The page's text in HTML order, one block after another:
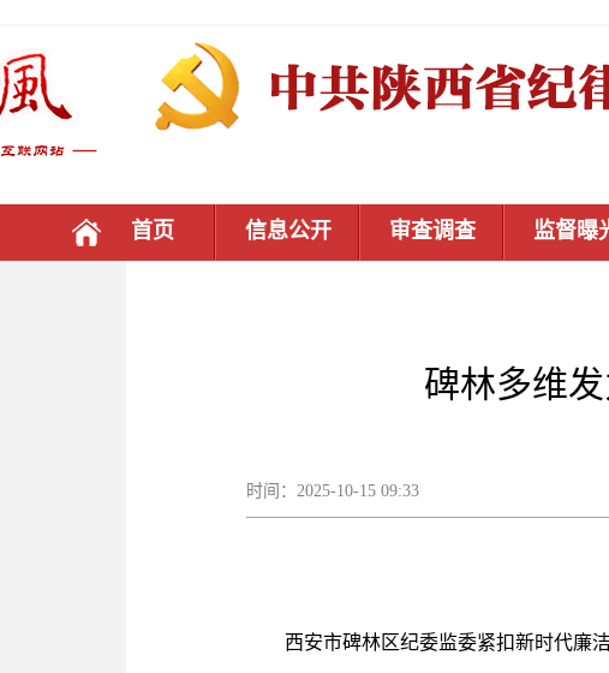
首页 信息公开 审查调查 监督曝
碑林多维
时间：2025-10-15 09:33
西安市碑林区纪委监委紧扣新时代廉